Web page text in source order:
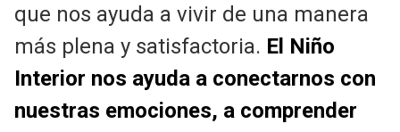
que nos ayuda a vivir de una manera
más plena y satisfactoria. El Niño
Interior nos ayuda a conectarnos con
nuestras emociones, a comprender